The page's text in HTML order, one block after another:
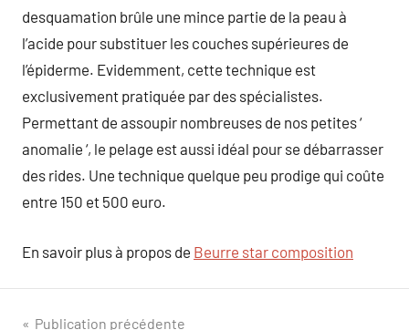
desquamation brûle une mince partie de la peau à
l’acide pour substituer les couches supérieures de
l’épiderme. Evidemment, cette technique est
exclusivement pratiquée par des spécialistes.
Permettant de assoupir nombreuses de nos petites ‘
anomalie ‘, le pelage est aussi idéal pour se débarrasser
des rides. Une technique quelque peu prodige qui coûte
entre 150 et 500 euro.
En savoir plus à propos de Beurre star composition
Publication précédente